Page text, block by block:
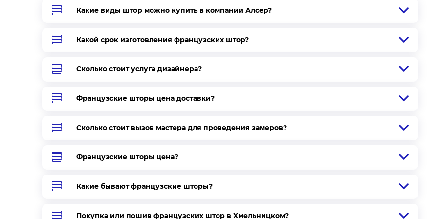
Вычислите высоту штор: от общей высоты (от пола до потолка) вычтите высоту от потолка до
окон и высоту потолка.
Особенности монтажа
В оконный проем.
С внутренней стороны проденьте шнурки от суппортов через кольца в тесьме, начиная от верхнего
Штору зафиксируйте на карнизе – липкую часть на шторе соедините с липучей частью на карнизе.
Какие виды штор можно купить в компании Алсер?
Какой срок изготовления французских штор?
Сколько стоит услуга дизайнера?
Французские шторы цена доставки?
Сколько стоит вызов мастера для проведения замеров?
Французские шторы цена?
Какие бывают французские шторы?
Покупка или пошив французских штор в Хмельницком?